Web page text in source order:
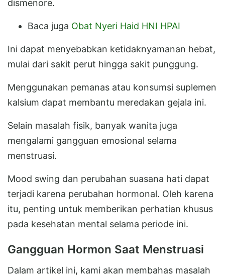
dismenore.
Baca juga Obat Nyeri Haid HNI HPAI
Ini dapat menyebabkan ketidaknyamanan hebat,
mulai dari sakit perut hingga sakit punggung.
Menggunakan pemanas atau konsumsi suplemen
kalsium dapat membantu meredakan gejala ini.
Selain masalah fisik, banyak wanita juga
mengalami gangguan emosional selama
menstruasi.
Mood swing dan perubahan suasana hati dapat
terjadi karena perubahan hormonal. Oleh karena
itu, penting untuk memberikan perhatian khusus
pada kesehatan mental selama periode ini.
Gangguan Hormon Saat Menstruasi
Dalam artikel ini, kami akan membahas masalah